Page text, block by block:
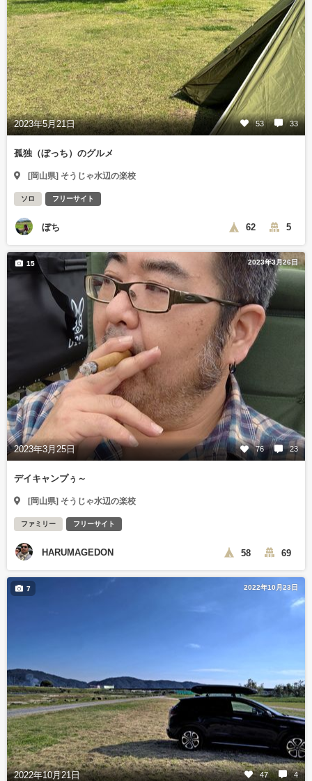
2023年5月21日 53 33
孤独（ぼっち）のグルメ
[岡山県] そうじゃ水辺の楽校
ソロ フリーサイト
ぼち 62 5
2023年3月26日
2023年3月25日 76 23
15
デイキャンプぅ～
[岡山県] そうじゃ水辺の楽校
ファミリー フリーサイト
HARUMAGEDON 58 69
2022年10月23日
2022年10月21日 47 4
7